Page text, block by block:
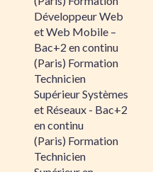
Développeur Web
et Web Mobile –
Bac+2 en continu
(Paris) Formation
Technicien
Supérieur Systèmes
et Réseaux - Bac+2
en continu
(Paris) Formation
Technicien